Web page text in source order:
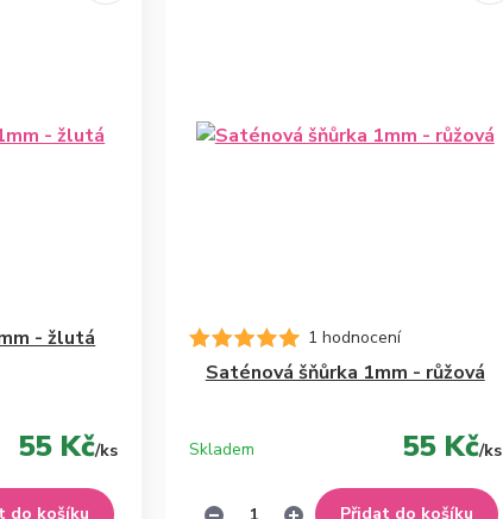
- žlutá
55 Kč/ks
do košíku
1 hodnocení
Saténová šňůrka 1mm - růžová
55 Kč/ks
Skladem
Přidat do košíku